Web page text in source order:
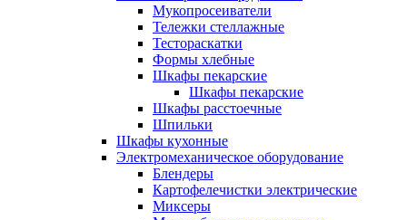
Мукопросеиватели
Тележки стеллажные
Тестораскатки
Формы хлебные
Шкафы пекарские
Шкафы пекарские
Шкафы расстоечные
Шпильки
Шкафы кухонные
Электромеханическое оборудование
Блендеры
Картофелечистки электрические
Миксеры